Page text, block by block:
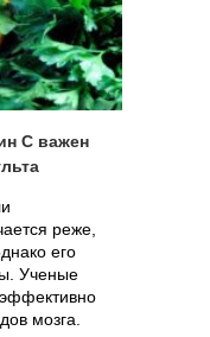
С важен
реже,
его
Ученые
мозга.